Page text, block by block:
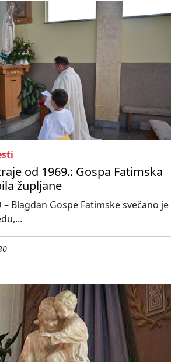
od 1969.: Gospa Fatimska
župljane
– Blagdan Gospe Fatimske svečano je